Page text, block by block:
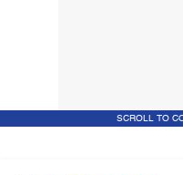
SCROLL TO